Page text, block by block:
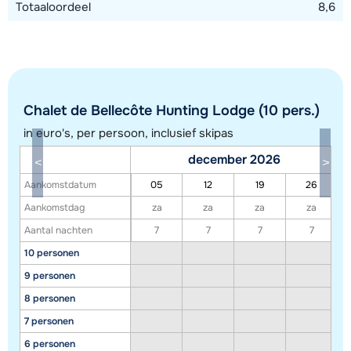
parkeren om uit te laden. Op de plattegrond (zie foto's)
Toon alle accommodaties in dit gebied
Deze kaart geeft een indicatie van de ligging van onze accommodaties. De
exacte locatie kan enigszins afwijken.
Totaaloordeel
8,6
Chalet de Bellecôte Hunting Lodge (10 pers.)
in euro's, per persoon, inclusief skipas
Aankomstdatum
Aankomstdag
Aantal nachten
10 personen
9 personen
8 personen
7 personen
6 personen
december 2026
05 12 19
26
za
za za
za
7
7 7 7